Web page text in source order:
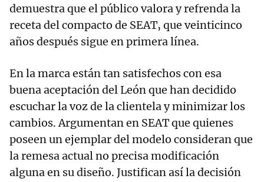
demuestra que el público valora y refrenda la
receta del compacto de SEAT, que veinticinco
años después sigue en primera línea.
En la marca están tan satisfechos con esa
buena aceptación del León que han decidido
escuchar la voz de la clientela y minimizar los
cambios. Argumentan en SEAT que quienes
poseen un ejemplar del modelo consideran que
la remesa actual no precisa modificación
alguna en su diseño. Justifican así la decisión